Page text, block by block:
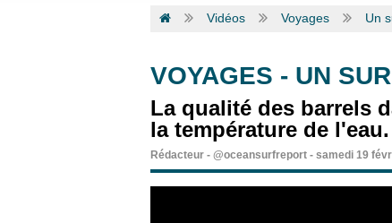
Vidéos Voyages Un
VOYAGES - UN
La qualité des barrels
la température de l'eau.
Rédacteur - @oceansurfreport - samedi 19